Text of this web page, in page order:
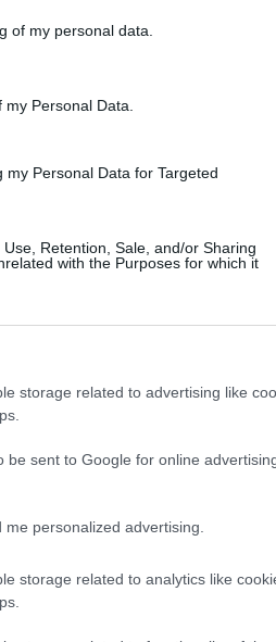
of my personal data.
Personal Data.
Personal Data for Targeted
Retention, Sale, and/or Sharing
with the Purposes for which it
storage related to advertising like
be sent to Google for online
personalized advertising.
storage related to analytics like
τελευταία φορά που
ηλεκτρικά αυτοκίνητα. Μια
της Χρονιάς. Αντί αυτό
να αποτελεί υπενθύμιση ότι
κινητικότητας.
και η φιναλίστ Tamara
Β' Κατηγορίας: